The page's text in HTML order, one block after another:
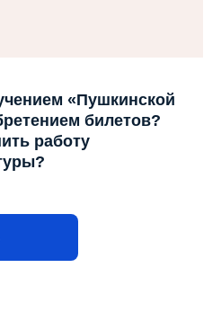
«Пушкинской
билетов?
работу